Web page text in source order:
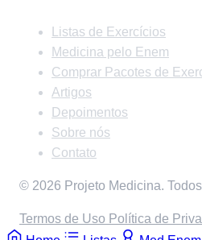
Listas de Exercícios
Medicina pelo Enem
Comprar Pacotes de
Artigos
Depoimentos
Sobre nós
Contato
© 2026 Projeto Medicina.
Termos de Uso Política de